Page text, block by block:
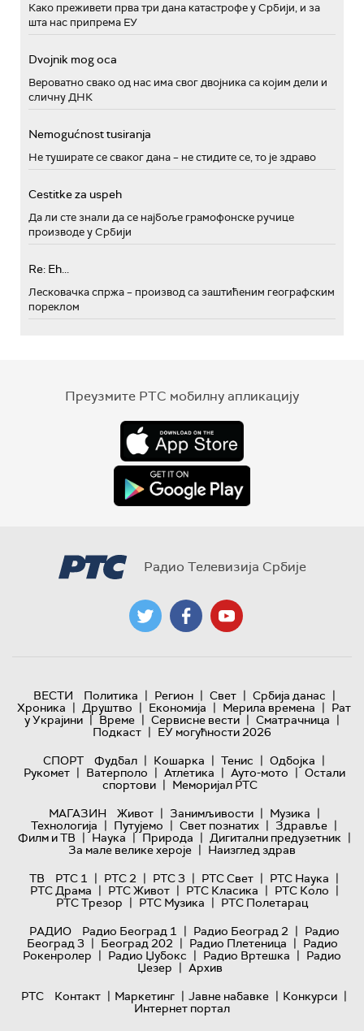
Како преживети прва три дана катастрофе у Србији, и за
шта нас припрема ЕУ
Dvojnik mog oca
Вероватно свако од нас има свог двојника са којим дели и
сличну ДНК
Nemogućnost tusiranja
Не туширате се сваког дана – не стидите се, то је здраво
Cestitke za uspeh
Да ли сте знали да се најбоље грамофонске ручице
производе у Србији
Re: Eh...
Лесковачка спржа – производ са заштићеним географским
пореклом
Преузмите РТС мобилну апликацију
Радио Телевизија Србије
ВЕСТИ Политика | Регион | Свет | Србија данас |
Хроника | Друштво | Економија | Мерила времена | Рат
у Украјини | Време | Сервисне вести | Сматрачница |
Подкаст | ЕУ могућности 2026
СПОРТ
Фудбал | Кошарка | Тенис | Одбојка |
Рукомет | Ватерполо | Атлетика | Ауто-мото | Остали
спортови | Меморијал РТС
МАГАЗИН
Живот | Занимљивости | Музика |
Технологијa | Путујемо | Свет познатих | Здравље |
Филм и ТВ | Наука | Природа | Дигитални предузетник |
За мале велике хероје | Наизглед здрав
ТВ
РТС 1 | РТС 2 | РТС 3 | РТС Свет | РТС Наука |
РТС Драма | РТС Живот | РТС Класика | РТС Коло |
РТС Трезор | РТС Музика | РТС Полетарац
РАДИО
Радио Београд 1 | Радио Београд 2 | Радио
Београд 3 | Београд 202 | Радио Плетеница | Радио
Рокенролер | Радио Џубокс | Радио Вртешка | Радио
Џезер | Архив
РТС
Контакт | Маркетинг | Јавне набавке | Конкурси |
Интернет портал